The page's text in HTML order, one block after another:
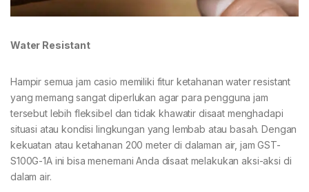
Water Resistant
Hampir semua jam casio memiliki fitur ketahanan water resistant
yang memang sangat diperlukan agar para pengguna jam
tersebut lebih fleksibel dan tidak khawatir disaat menghadapi
situasi atau kondisi lingkungan yang lembab atau basah. Dengan
kekuatan atau ketahanan 200 meter di dalaman air, jam GST-
S100G-1A ini bisa menemani Anda disaat melakukan aksi-aksi di
dalam air.